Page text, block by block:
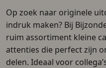
Op zoek naar originele
indruk maken? Bij
ruim assortiment kleine
attenties die perfect zijn
delen. Ideaal voor